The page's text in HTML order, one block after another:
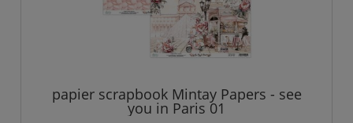
papier scrapbook Mintay Papers - see
you in Paris 01